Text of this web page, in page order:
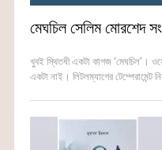
মেঘচিল সেলিম মোরশেদ
খুবই স্থিতধী একটা কাগজ ‘মেঘচিল’।
একটা নাই। লিটলম্যাগের টেম্পেরামেন্ট